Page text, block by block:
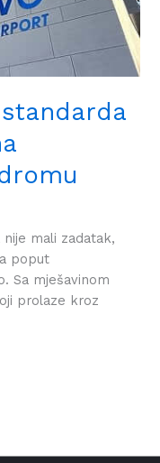
mali zadatak,
poput
Sa mješavinom
prolaze kroz